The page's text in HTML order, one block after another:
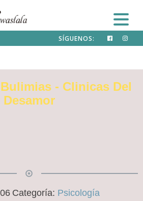
SÍGUENOS:
- Clinicas Del
Desamor
Categoría: Psicología